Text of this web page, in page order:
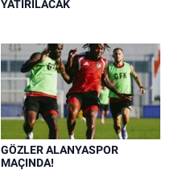
YATIRILACAK
GÖZLER ALANYASPOR
MAÇINDA!